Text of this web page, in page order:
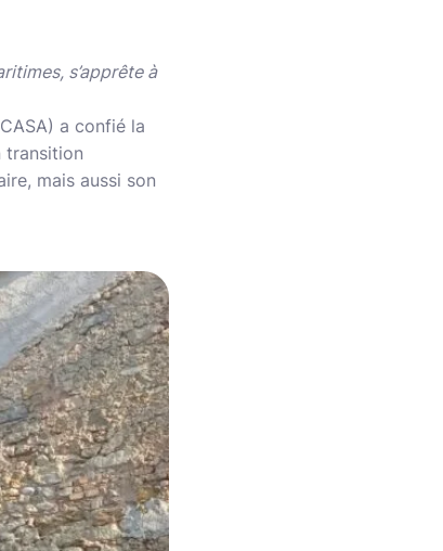
s’apprête à
a confié la
transition
mais aussi son